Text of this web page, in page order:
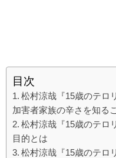
目次
松村涼哉『15歳のテロ
加害者家族の辛さを知る
松村涼哉『15歳のテロ
目的とは
松村涼哉『15歳のテロ